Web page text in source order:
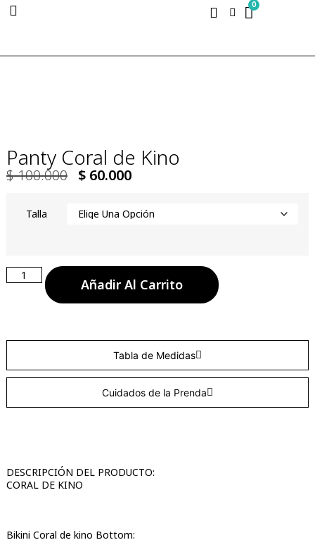
0
Panty Coral de Kino
$100.000 $60.000
Talla
Añadir Al Carrito
Tabla de Medidas
Cuidados de la Prenda
DESCRIPCIÓN DEL PRODUCTO:
CORAL DE KINO
Bikini Coral de kino Bottom: